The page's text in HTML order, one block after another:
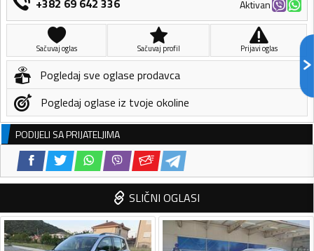
+382 69 642 336 Aktivan
Sačuvaj oglas Sačuvaj profil Prijavi oglas
Pogledaj sve oglase prodavca
Pogledaj oglase iz tvoje okoline
PODIJELI SA PRIJATELJIMA
SLIČNI OGLASI